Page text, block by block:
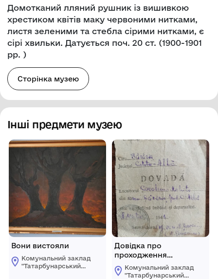
Домотканий лляний рушник із вишивкою
хрестиком квітів маку червоними нитками,
листя зеленими та стебла сірими нитками, є
сірі хвильки. Датується поч. 20 ст. (1900-1901
рр. )
Сторінка музею
Інші предмети музею
Вони вистояли
Комунальний заклад
"Татарбунарський
Довідка про
проходження
санітарної обробки
Комунальний заклад
"Татарбунарський